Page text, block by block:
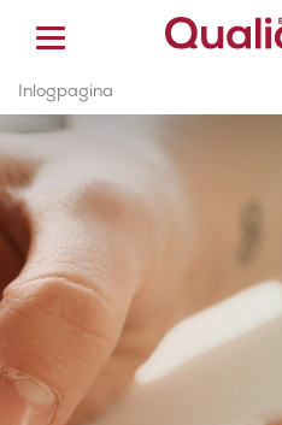
ACCREDITATIE
CERTIFICERING
ACADEMY
ZORGSECTOREN
OVER ONS
Inlogpagina